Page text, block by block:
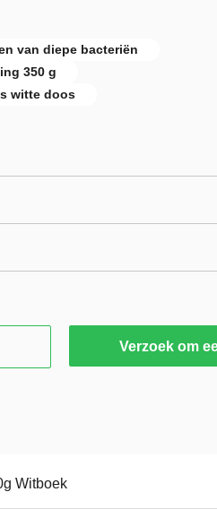
van diepe bacteriën
350 g
witte doos
Verzoek om
Witboek